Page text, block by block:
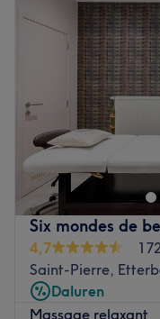
Six mondes de
4,7
Saint-Pierre,
Daluren
Massage relaxant